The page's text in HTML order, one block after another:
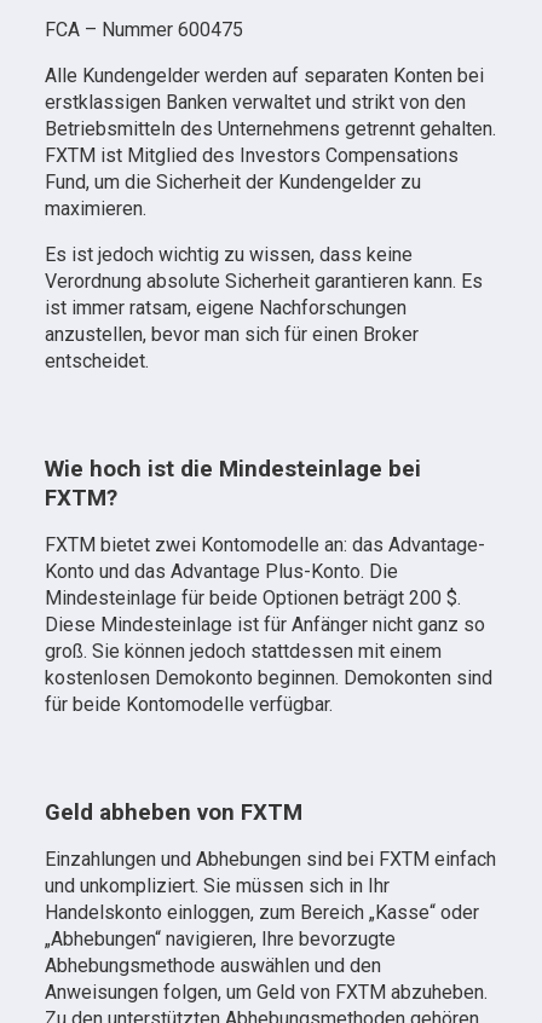
FCA – Nummer 600475
Alle Kundengelder werden auf separaten Konten bei
erstklassigen Banken verwaltet und strikt von den
Betriebsmitteln des Unternehmens getrennt gehalten.
FXTM ist Mitglied des Investors Compensations
Fund, um die Sicherheit der Kundengelder zu
maximieren.
Es ist jedoch wichtig zu wissen, dass keine
Verordnung absolute Sicherheit garantieren kann. Es
ist immer ratsam, eigene Nachforschungen
anzustellen, bevor man sich für einen Broker
entscheidet.
Wie hoch ist die Mindesteinlage bei
FXTM?
FXTM bietet zwei Kontomodelle an: das Advantage-
Konto und das Advantage Plus-Konto. Die
Mindesteinlage für beide Optionen beträgt 200 $.
Diese Mindesteinlage ist für Anfänger nicht ganz so
groß. Sie können jedoch stattdessen mit einem
kostenlosen Demokonto beginnen. Demokonten sind
für beide Kontomodelle verfügbar.
Geld abheben von FXTM
Einzahlungen und Abhebungen sind bei FXTM einfach
und unkompliziert. Sie müssen sich in Ihr
Handelskonto einloggen, zum Bereich „Kasse“ oder
„Abhebungen“ navigieren, Ihre bevorzugte
Abhebungsmethode auswählen und den
Anweisungen folgen, um Geld von FXTM abzuheben.